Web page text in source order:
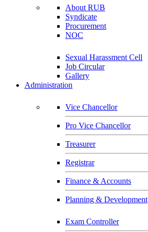
About RUB
Syndicate
Procurement
NOC
Sexual Harassment Cell
Job Circular
Gallery
Administration
Vice Chancellor
Pro Vice Chancellor
Treasurer
Registrar
Finance & Accounts
Planning & Development
Exam Controller